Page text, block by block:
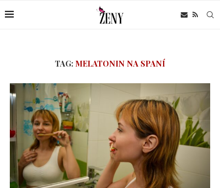
TAG: MELATONIN NA SPANÍ